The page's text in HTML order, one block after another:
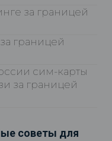
за границей
границей
сим-карты
за границей
советы для